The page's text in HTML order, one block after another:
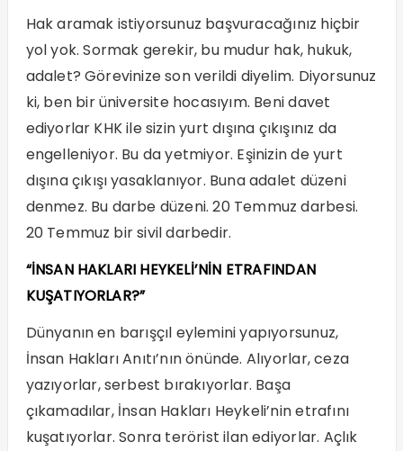
Hak aramak istiyorsunuz başvuracağınız hiçbir
yol yok. Sormak gerekir, bu mudur hak, hukuk,
adalet? Görevinize son verildi diyelim. Diyorsunuz
ki, ben bir üniversite hocasıyım. Beni davet
ediyorlar KHK ile sizin yurt dışına çıkışınız da
engelleniyor. Bu da yetmiyor. Eşinizin de yurt
dışına çıkışı yasaklanıyor. Buna adalet düzeni
denmez. Bu darbe düzeni. 20 Temmuz darbesi.
20 Temmuz bir sivil darbedir.
“İNSAN HAKLARI HEYKELİ’NİN ETRAFINDAN
KUŞATIYORLAR?”
Dünyanın en barışçıl eylemini yapıyorsunuz,
İnsan Hakları Anıtı’nın önünde. Alıyorlar, ceza
yazıyorlar, serbest bırakıyorlar. Başa
çıkamadılar, İnsan Hakları Heykeli’nin etrafını
kuşatıyorlar. Sonra terörist ilan ediyorlar. Açlık